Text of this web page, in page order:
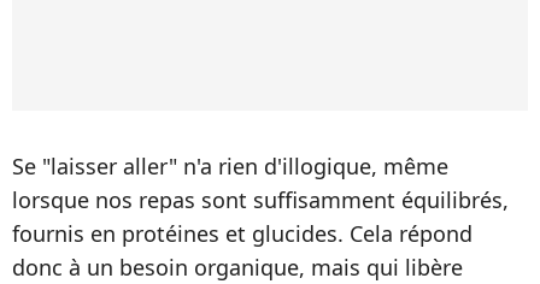
Se "laisser aller" n'a rien d'illogique, même
lorsque nos repas sont suffisamment équilibrés,
fournis en protéines et glucides. Cela répond
donc à un besoin organique, mais qui libère